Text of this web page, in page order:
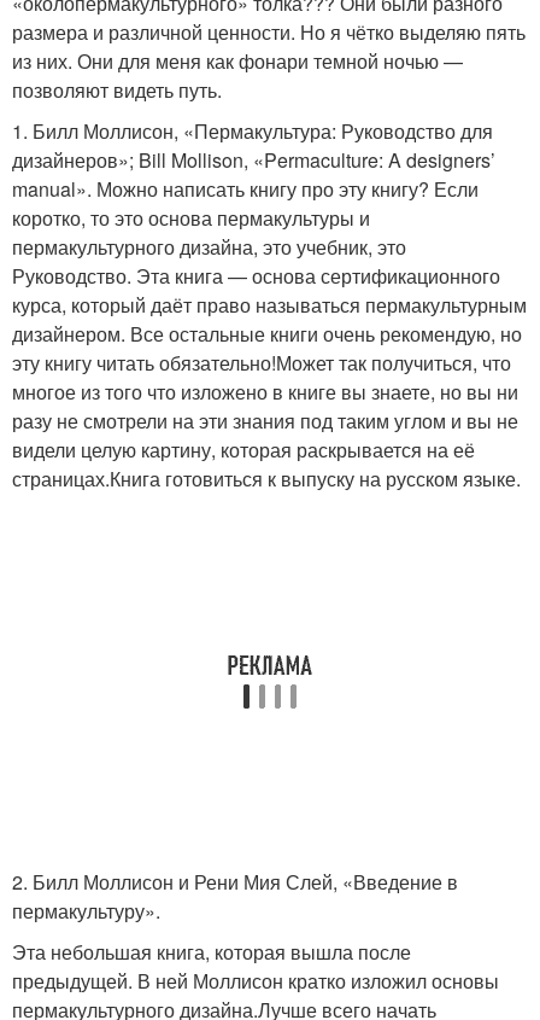
размера и различной ценности. Но я чётко выделяю пять
из них. Они для меня как фонари темной ночью —
позволяют видеть путь.
1. Билл Моллисон, «Пермакультура: Руководство для
дизайнеров»; Bill Mollison, «Permaculture: A designers’
manual». Можно написать книгу про эту книгу? Если
коротко, то это основа пермакультуры и
пермакультурного дизайна, это учебник, это
Руководство. Эта книга — основа сертификационного
курса, который даёт право называться пермакультурным
дизайнером. Все остальные книги очень рекомендую, но
эту книгу читать обязательно!Может так получиться, что
многое из того что изложено в книге вы знаете, но вы ни
разу не смотрели на эти знания под таким углом и вы не
видели целую картину, которая раскрывается на её
страницах.Книга готовиться к выпуску на русском языке.
2. Билл Моллисон и Рени Мия Слей, «Введение в
пермакультуру».
Эта небольшая книга, которая вышла после
предыдущей. В ней Моллисон кратко изложил основы
пермакультурного дизайна.Лучше всего начать